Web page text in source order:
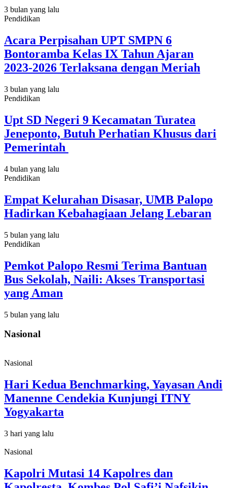
3 bulan yang lalu
Pendidikan
Acara Perpisahan UPT SMPN 6
Bontoramba Kelas IX Tahun Ajaran
2023-2026 Terlaksana dengan Meriah
3 bulan yang lalu
Pendidikan
Upt SD Negeri 9 Kecamatan Turatea
Jeneponto, Butuh Perhatian Khusus dari
Pemerintah
4 bulan yang lalu
Pendidikan
Empat Kelurahan Disasar, UMB Palopo
Hadirkan Kebahagiaan Jelang Lebaran
5 bulan yang lalu
Pendidikan
Pemkot Palopo Resmi Terima Bantuan
Bus Sekolah, Naili: Akses Transportasi
yang Aman
5 bulan yang lalu
Nasional
Nasional
Hari Kedua Benchmarking, Yayasan Andi
Manenne Cendekia Kunjungi ITNY
Yogyakarta
3 hari yang lalu
Nasional
Kapolri Mutasi 14 Kapolres dan